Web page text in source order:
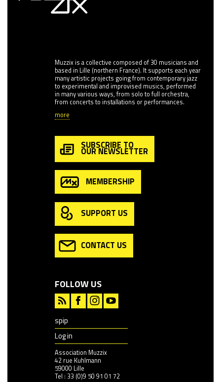
Muzzix is a collective composed of 30 musicians and
based in Lille (northern France). It supports each year
many artistic projects going from contemporary jazz
to experimental and improvised musics, performed
in many various ways, from solo to full orchestra,
from concerts to installations or performances.
more
SUBSCRIBE TO
OUR NEWSLETTER
MEMBERSHIP
SUPPORT US
CONTACT US
FOLLOW US
spip
Log in
Association Muzzix
42 rue Kuhlmann
59000 Lille
Tel : 33 (0)9 50 91 01 72